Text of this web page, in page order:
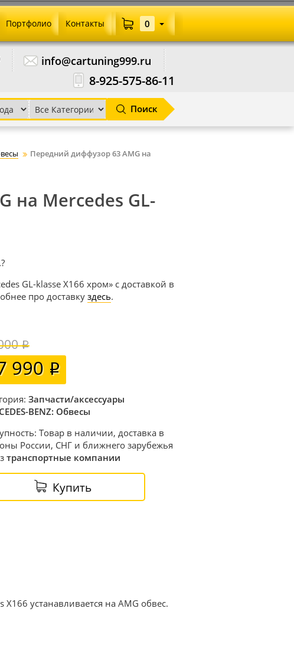
info@cartuning999.ru
8-925-575-86-11
Поиск
Портфолио Контакты 0
Передний диффузор 63 AMG на
на Mercedes GL-
GL-klasse X166 хром» с доставкой в
про доставку здесь.
990
Запчасти/аксессуары
BENZ: Обвесы
Товар в наличии, доставка в
России, СНГ и ближнего зарубежья
транспортные компании
Купить
устанавливается на AMG обвес.